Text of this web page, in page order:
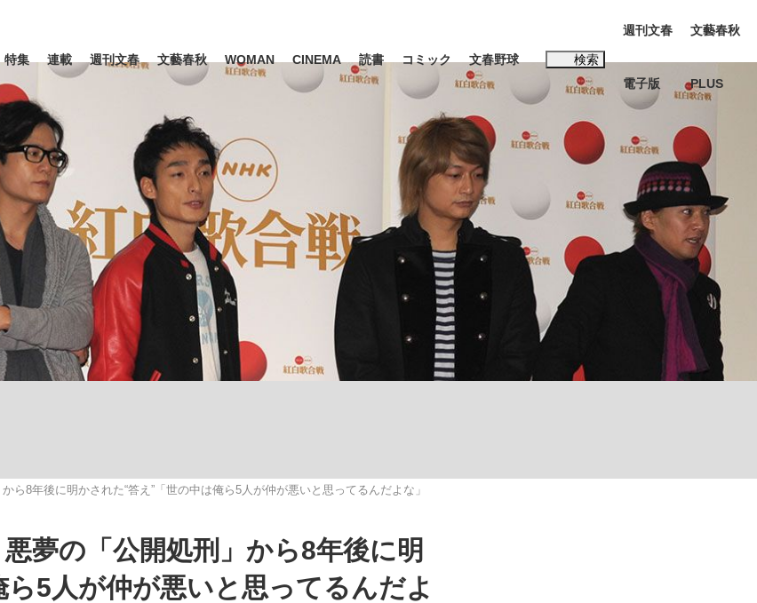
エンタメ
た日本代表監督に... 「最悪の空気のまま解散」WBC日本代表“敗戦”の真実 選手が明かす...
証言した“NPB聞... 「クマが悪者扱いされているのが悲しい」『北の国から』倉本聰氏（91...
特集
観る将棋、読む将棋
連載 週刊文春 文藝春秋 WOMAN CINEMA 読書 コミック 文春野球 検索
タグ一覧
#高市早苗 #後藤真希 #森岡毅 #城彰二 #内田有紀
#松田聖子
武
週刊文春
電子版
文藝春秋
PLUS
8年後に明かされた“答え”「世の中は俺ら5人が仲が悪いと思ってるんだよな」
夢の「公開処刑」から8年後に明
5人が仲が悪いと思ってるんだよ